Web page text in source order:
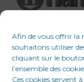
Afin de vous offrir la
souhaitons utiliser
cliquant sur le
l’ensemble des
Ces cookies servent